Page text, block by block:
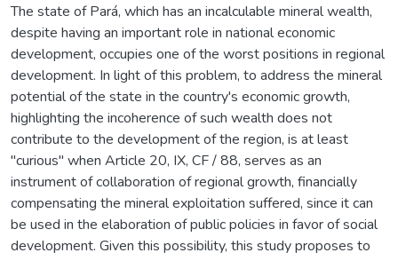
The state of Pará, which has an incalculable mineral wealth,
despite having an important role in national economic
development, occupies one of the worst positions in regional
development. In light of this problem, to address the mineral
potential of the state in the country's economic growth,
highlighting the incoherence of such wealth does not
contribute to the development of the region, is at least
"curious" when Article 20, IX, CF / 88, serves as an
instrument of collaboration of regional growth, financially
compensating the mineral exploitation suffered, since it can
be used in the elaboration of public policies in favor of social
development. Given this possibility, this study proposes to